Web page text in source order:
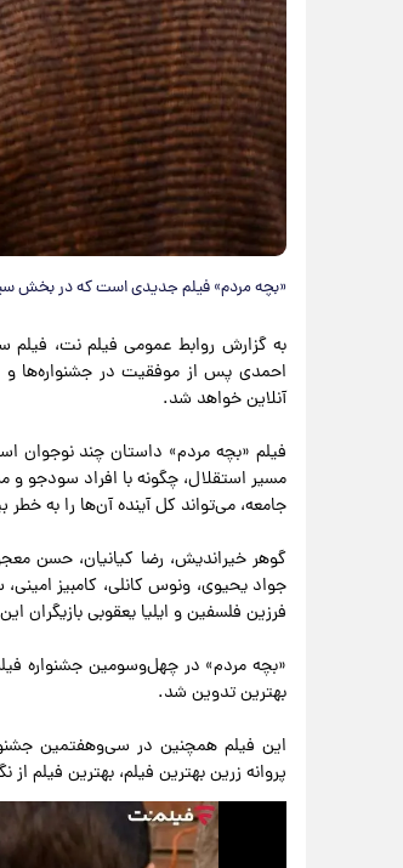
«بچه مردم» فیلم جدیدی است که در بخش
به گزارش روابط عمومی فیلم نت، فیلم
آنلاین خواهد شد.
فیلم «بچه مردم» داستان چند نوجوان
مسیر استقلال، چگونه با افراد سودجو
جامعه، می‌تواند کل آینده آن‌ها را به
گوهر خیراندیش، رضا کیانیان، حسن
جواد یحیوی، ونوس کانلی، کامبیز
فرزین فلسفین و ایلیا یعقوبی بازیگران
بهترین تدوین شد.
این فیلم همچنین در سی‌وهفتمین
پروانه زرین بهترین فیلم، بهترین فیلم